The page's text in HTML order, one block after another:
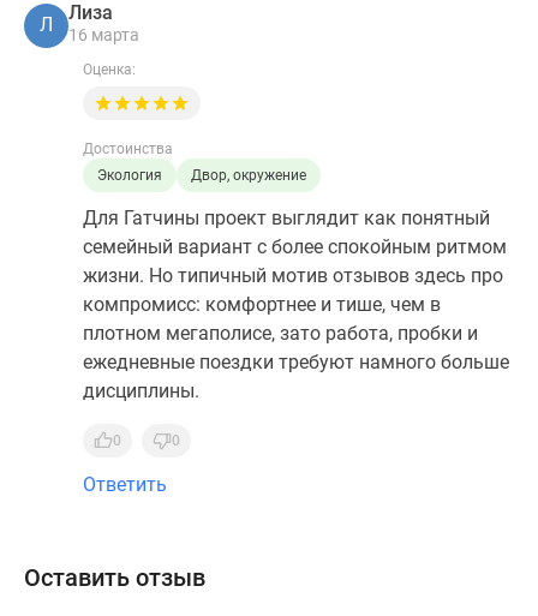
Л
Лиза
16 марта
Оценка:
Достоинства
Экология
Двор, окружение
Для Гатчины проект выглядит как понятный
семейный вариант с более спокойным ритмом
жизни. Но типичный мотив отзывов здесь про
компромисс: комфортнее и тише, чем в
плотном мегаполисе, зато работа, пробки и
ежедневные поездки требуют намного больше
дисциплины.
0 0
Ответить
Оставить отзыв